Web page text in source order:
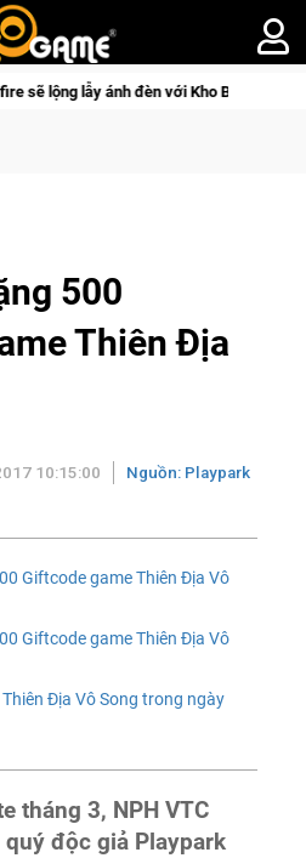
ánh đèn với Kho Báu Hoàng Gia
500
Thiên Địa
10:15:00 Nguồn: Playpark
Giftcode game Thiên Địa Vô
Giftcode game Thiên Địa Vô
Địa Vô Song trong ngày
tháng 3, NPH VTC
độc giả Playpark